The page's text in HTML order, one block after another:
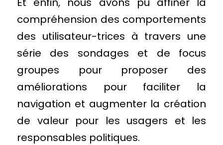
compréhension des comportements
des utilisateur-trices à travers une
série des sondages et de focus
groupes pour proposer des
améliorations pour faciliter la
navigation et augmenter la création
de valeur pour les usagers et les
responsables politiques.